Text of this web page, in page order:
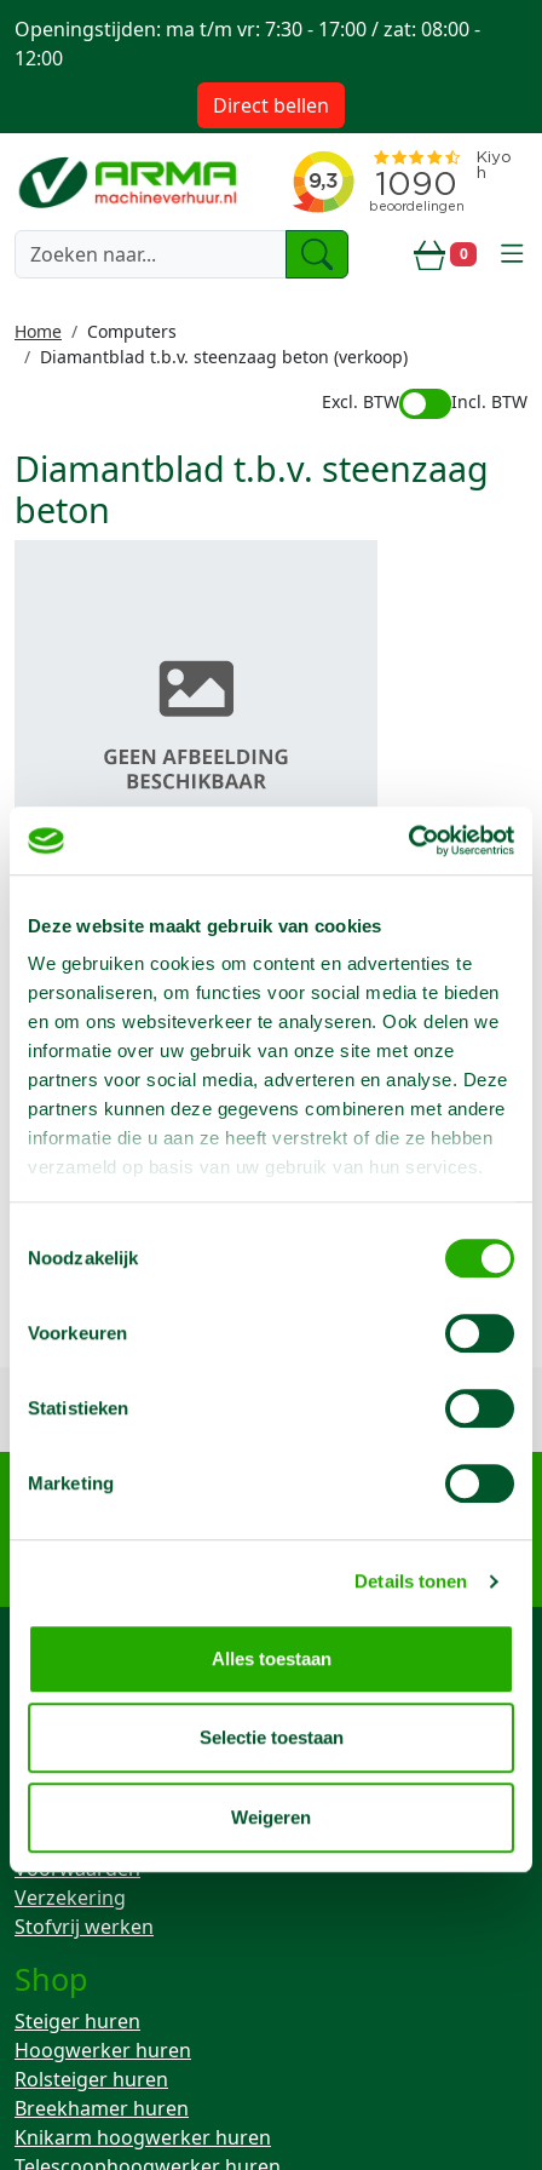
Deze website maakt gebruik van cookies
We gebruiken cookies om content en advertenties te
personaliseren, om functies voor social media te bieden
en om ons websiteverkeer te analyseren. Ook delen we
informatie over uw gebruik van onze site met onze
partners voor social media, adverteren en analyse. Deze
partners kunnen deze gegevens combineren met andere
informatie die u aan ze heeft verstrekt of die ze hebben
verzameld op basis van uw gebruik van hun services.
Noodzakelijk
Voorkeuren
Statistieken
Marketing
Details tonen
Alles toestaan
Selectie toestaan
Weigeren
0
Openingstijden: ma t/m vr: 7:30 - 17:00 / zat: 08:00 -
12:00
Direct bellen
Home
Computers
Diamantblad t.b.v. steenzaag beton (verkoop)
Excl. BTW
Incl. BTW
Diamantblad t.b.v. steenzaag
beton
315,00
(Excl. BTW)
Aantal:
In Winkelwagen
Bezorg-ophaal service
Avond van te voren halen; geen probleem
Arma Machine Verhuur
085 4899 700
085 4899 700
info@machineverhuur.nl
Links
Voorwaarden
Verzekering
Stofvrij werken
Shop
Steiger huren
Hoogwerker huren
Rolsteiger huren
Breekhamer huren
Knikarm hoogwerker huren